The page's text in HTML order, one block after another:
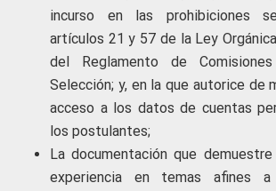
incurso en las prohibiciones
artículos 21 y 57 de la Ley
del Reglamento de
Selección; y, en la que autorice de
acceso a los datos de cuentas
los postulantes;
La documentación que
experiencia en temas afines